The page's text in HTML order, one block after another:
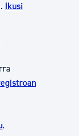
Ikusi
.